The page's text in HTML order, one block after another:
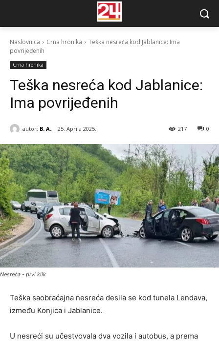
Naslovnica Crna hronika
Teška nesreća kod Jablanice: Ima
povrijeđenih
Crna hronika
Teška nesreća kod Jablanice:
Ima povrijeđenih
autor: B. A. 25. Aprila 2025. 0
217
Nesreća - prvi klik
Teška saobraćajna nesreća desila se kod tunela Lendava,
između Konjica i Jablanice.
U nesreći su učestvovala dva vozila i autobus, a prema